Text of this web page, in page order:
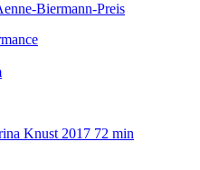
Biermann-Preis
Knust 2017 72 min